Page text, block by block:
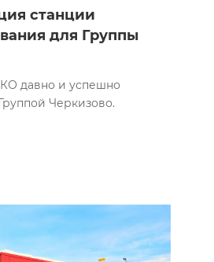
станции
для Группы
давно и успешно
Черкизово.